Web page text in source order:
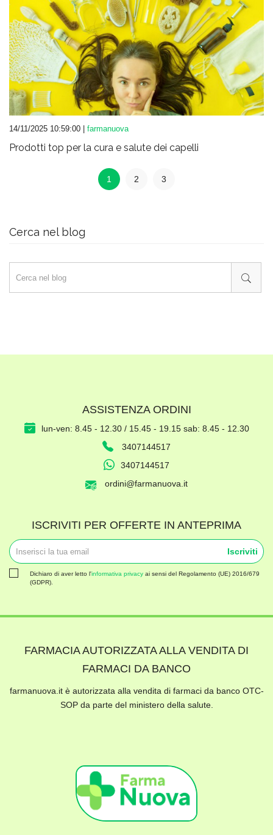
Cerca nel blog
14/11/2025 10:59:00 | farmanuova
Prodotti top per la cura e salute dei capelli
1 2 3
ASSISTENZA ORDINI
lun-ven: 8.45 - 12.30 / 15.45 - 19.15 sab: 8.45 - 12.30
3407144517
3407144517
ordini@farmanuova.it
ISCRIVITI PER OFFERTE IN ANTEPRIMA
Iscriviti
Dichiaro di aver letto l'informativa privacy ai sensi del Regolamento (UE) 2016/679
(GDPR).
FARMACIA AUTORIZZATA ALLA VENDITA DI
FARMACI DA BANCO
farmanuova.it è autorizzata alla vendita di farmaci da banco OTC-
SOP da parte del ministero della salute.